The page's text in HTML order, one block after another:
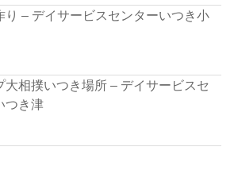
り – デイサービスセンターいつき小
大相撲いつき場所 – デイサービスセ
つき津